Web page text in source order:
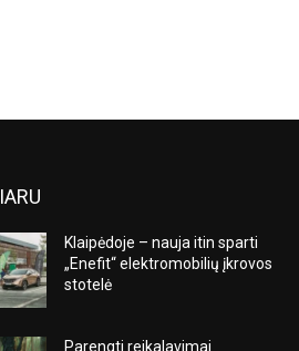
Klaipėdoje – nauja itin sparti
„Enefit“ elektromobilių įkrovos
stotelė
Parengti reikalavimai